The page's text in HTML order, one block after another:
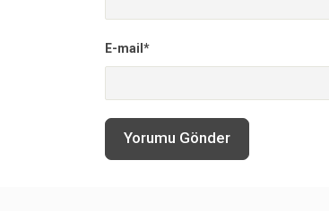
E-mail*
Yorumu Gönder